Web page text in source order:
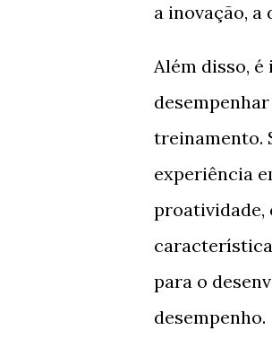
a inovação,
Além disso,
treinamento.
experiência
proatividade,
para o
desempenho.